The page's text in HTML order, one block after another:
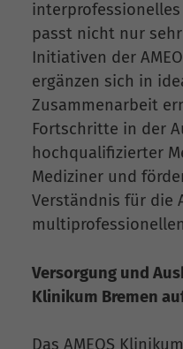
passt nicht nur
Initiativen der
ergänzen sich in
Zusammenarbeit
Fortschritte in der
hochqualifizierter
Mediziner und
Verständnis für die
multiprofessionellen
Versorgung und
Klinikum Bremen
Das AMEOS